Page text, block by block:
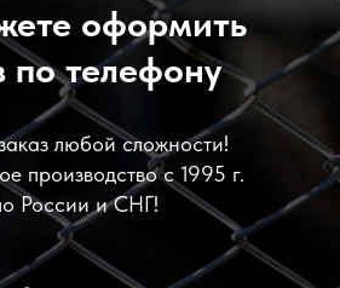
оформить
по телефону
любой сложности!
производство с 1995 г.
России и СНГ!